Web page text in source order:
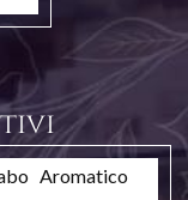
Aromatico